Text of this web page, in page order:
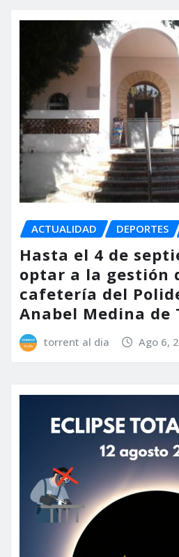
ACTUALIDAD DEPORTES
Hasta el 4 de
optar a la gestión
cafetería del
Anabel Medina de
torrent al dia Ago 6,